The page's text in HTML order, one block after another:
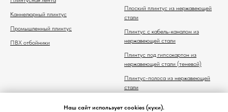
Наш сайт использует cookies (куки).
Каннелюрный плинтус
Промышленный плинтус
ПВХ отбойники
Плоский плинтус из нержавеющей
стали
Плинтус с кабель-каналом из
нержавеющей стали
Плинтус под гипсокартон из
нержавеющей стали (теневой)
Плинтус-полоса из нержавеющей
стали
нержавеющей стали